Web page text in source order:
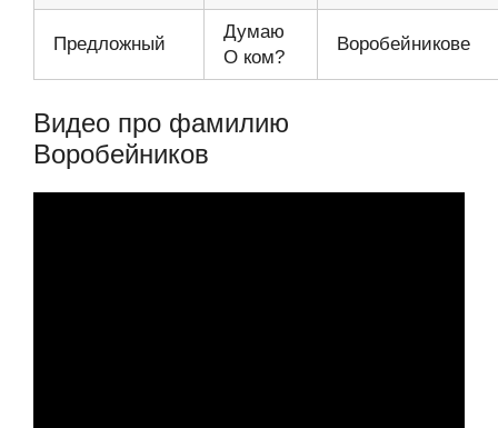
Предложный
Думаю
О ком?
Воробейникове
Видео про фамилию
Воробейников